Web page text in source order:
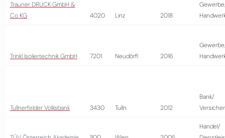
Trauner DRUCK GmbH &
Co KG
4020 Linz 2018
Trinkl Isoliertechnik GmbH 7201 Neudörfl 2016
Tullnerfelder Volksbank 3430 Tulln 2012
Bank/
Handel/